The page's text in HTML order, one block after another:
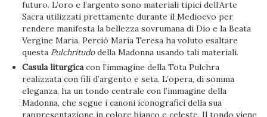
futuro. L’oro e l’argento sono materiali tipici dell’Arte
Sacra utilizzati prettamente durante il Medioevo per
rendere manifesta la bellezza sovrumana di Dio e la Beata
Vergine Maria. Perciò María Teresa ha voluto esaltare
questa Pulchritudodella Madonna usando tali materiali.
Casula liturgicacon l’immagine della Tota Pulchra
realizzata con fili d’argento e seta. L’opera, di somma
eleganza, ha un tondo centrale con l’immagine della
Madonna, che segue i canoni iconografici della sua
rappresentazione in colore bianco e celeste. Il tondo viene